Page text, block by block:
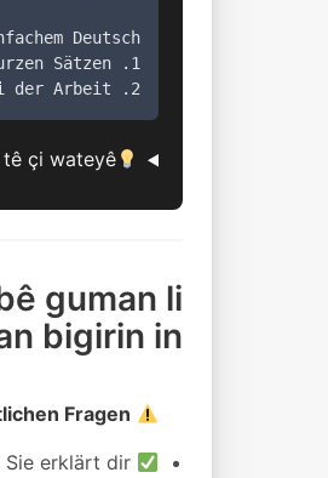
2. Gib mir ein ganz konkretes Beispiel aus dem Alltag. Was bedeutet das für mich auf der Straße oder bei der Arbeit?
çi wateyê?
guman li
bigirin in
Fragen:
Sie erklärt dir